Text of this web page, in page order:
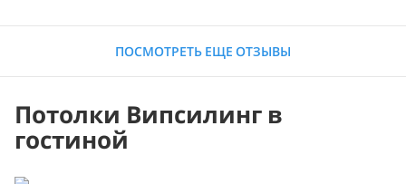
ПОСМОТРЕТЬ ЕЩЕ ОТЗЫВЫ
Потолки Випсилинг в
гостиной